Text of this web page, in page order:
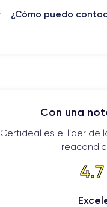
¿Cómo puedo
Con una
Certideal es el líder de
4.7